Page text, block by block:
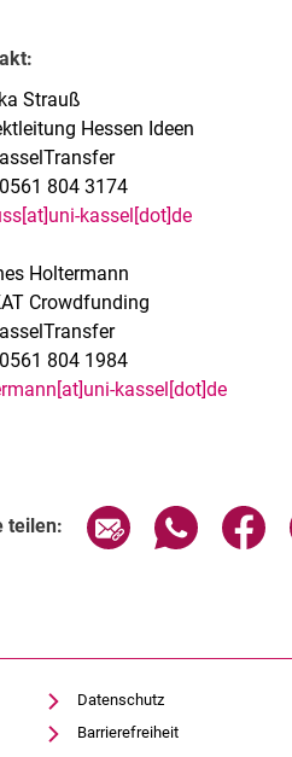
Strauß
Hessen Ideen
804 3174
kassel[dot]de
Holtermann
Crowdfunding
804 1984
kassel[dot]de
teilen: Seite über E-Mail
Seite
Datenschutz
Barrierefreiheit